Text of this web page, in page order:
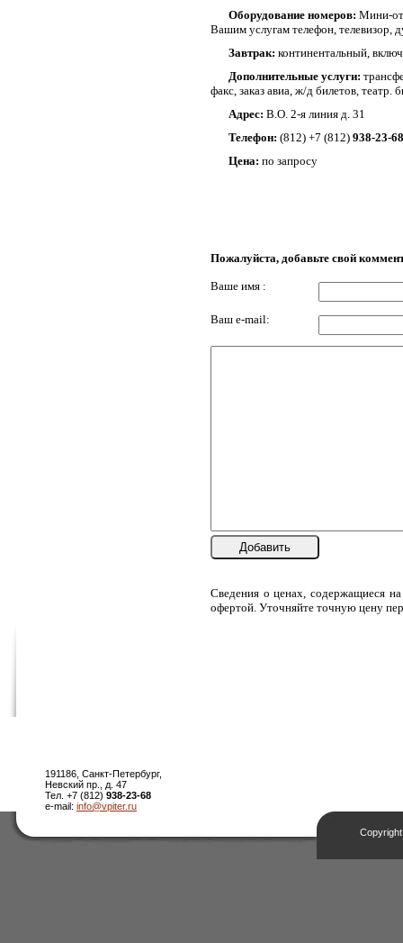
Оборудование номеров: Мини-
Вашим услугам телефон, телевизор,
Завтрак: континентальный,
Дополнительные услуги:
факс, заказ авиа, ж/д билетов, театр.
Адрес: В.О. 2-я линия д. 31
Телефон: (812) +7 (812) 938-23-68
Цена: по запросу
Пожалуйста, добавьте свой
Ваше имя :
Ваш e-mail:
Добавить
Сведения о ценах, содержащиеся
офертой. Уточняйте точную цену
191186, Санкт-Петербург,
Невский пр., д. 47
Тел. +7 (812) 938-23-68
e-mail: info@vpiter.ru